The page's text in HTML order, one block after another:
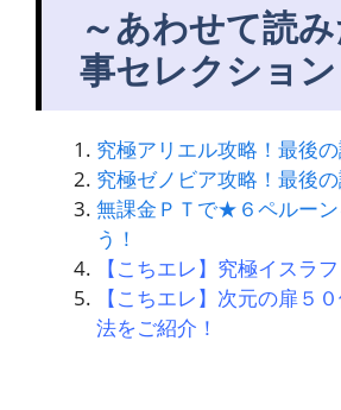
～あわせて読
事セレクション
究極アリエル攻略！最後
究極ゼノビア攻略！最後
無課金ＰＴで★６ペルーン
う！
【こちエレ】究極イスラ
【こちエレ】次元の扉５
法をご紹介！